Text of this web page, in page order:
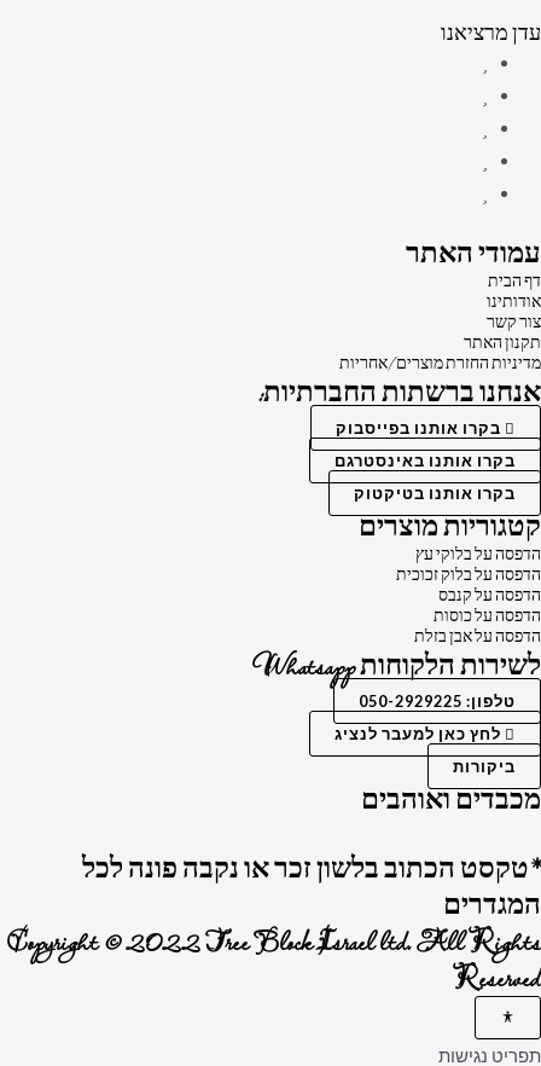
עדן מרציאנו
עמודי האתר
דף הבית
אודותינו
צור קשר
תקנון האתר
מדיניות החזרת מוצרים/אחריות
אנחנו ברשתות החברתיות:
בקרו אותנו בפייסבוק
בקרו אותנו באינסטרגם
בקרו אותנו בטיקטוק
קטגוריות מוצרים
הדפסה על בלוקי עץ
הדפסה על בלוק זכוכית
הדפסה על קנבס
הדפסה על כוסות
הדפסה על אבן בזלת
לשירות הלקוחות Whatsapp
טלפון: 050-2929225
לחץ כאן למעבר לנציג
ביקורות
מכבדים ואוהבים
*טקסט הכתוב בלשון זכר או נקבה פונה לכל
המגדרים
Copyright © 2022 Tree Block Israel ltd. All Rights
Reserved
תפריט נגישות